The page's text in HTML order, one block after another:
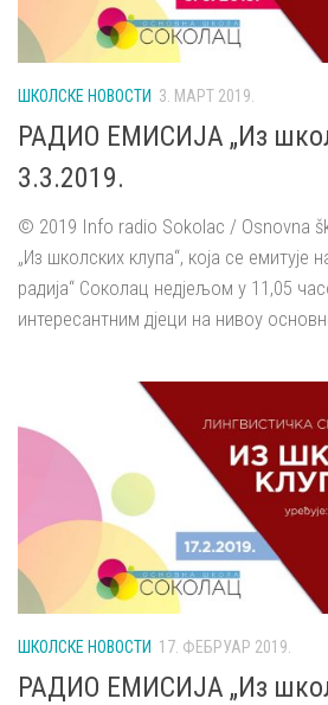
ШКОЛСКЕ НОВОСТИ 3. МАРТ 2019.
РАДИО ЕМИСИЈА „Из
3.3.2019.
© 2019 Info radio Sokolac / Osnovna
„Из школских клупа“, која се емитује
радија“ Соколац недјељом у 11,05
интересантним дјеци на нивоу
ШКОЛСКЕ НОВОСТИ 17. ФЕБРУАР 2019.
РАДИО ЕМИСИЈА „Из